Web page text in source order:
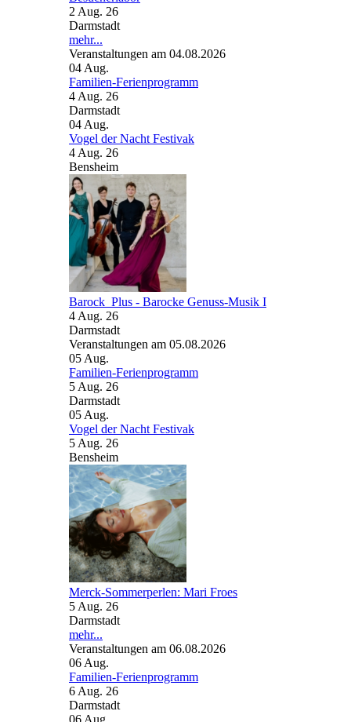
2 Aug. 26
Darmstadt
mehr...
Veranstaltungen am 04.08.2026
04 Aug.
Familien-Ferienprogramm
4 Aug. 26
Darmstadt
04 Aug.
Vogel der Nacht Festivak
4 Aug. 26
Bensheim
Barock_Plus - Barocke Genuss-Musik I
4 Aug. 26
Darmstadt
Veranstaltungen am 05.08.2026
05 Aug.
Familien-Ferienprogramm
5 Aug. 26
Darmstadt
05 Aug.
Vogel der Nacht Festivak
5 Aug. 26
Bensheim
Merck-Sommerperlen: Mari Froes
5 Aug. 26
Darmstadt
mehr...
Veranstaltungen am 06.08.2026
06 Aug.
Familien-Ferienprogramm
6 Aug. 26
Darmstadt